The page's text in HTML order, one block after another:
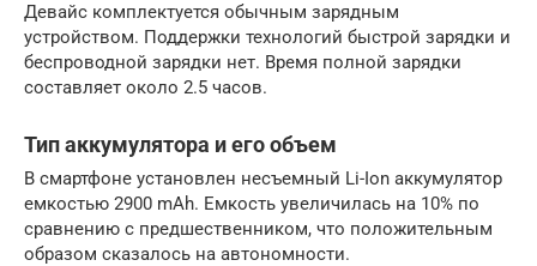
Девайс комплектуется обычным зарядным
устройством. Поддержки технологий быстрой зарядки и
беспроводной зарядки нет. Время полной зарядки
составляет около 2.5 часов.
Тип аккумулятора и его объем
В смартфоне установлен несъемный Li-Ion аккумулятор
емкостью 2900 mAh. Емкость увеличилась на 10% по
сравнению с предшественником, что положительным
образом сказалось на автономности.